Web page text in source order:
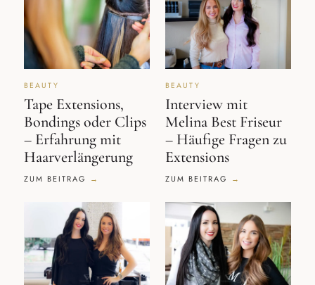
BEAUTY
Tape Extensions,
Bondings oder Clips
– Erfahrung mit
Haarverlängerung
ZUM BEITRAG
BEAUTY
Interview mit
Melina Best Friseur
– Häufige Fragen zu
Extensions
ZUM BEITRAG